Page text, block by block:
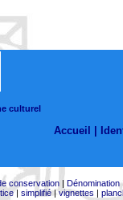
culturel
Accueil |
conservation| Dénomination
| simplifié|vignettes |